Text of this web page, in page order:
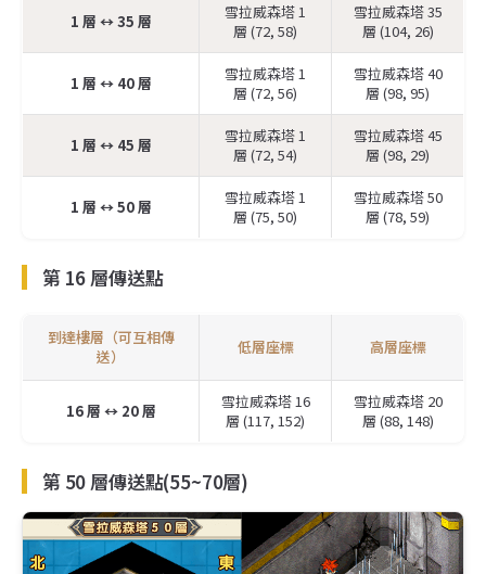
1 層 ↔️ 35 層
雪拉威森塔 1
層 (72, 58)
雪拉威森塔 35
層 (104, 26)
1 層 ↔️ 40 層
雪拉威森塔 1
層 (72, 56)
雪拉威森塔 40
層 (98, 95)
1 層 ↔️ 45 層
雪拉威森塔 1
層 (72, 54)
雪拉威森塔 45
層 (98, 29)
1 層 ↔️ 50 層
雪拉威森塔 1
層 (75, 50)
雪拉威森塔 50
層 (78, 59)
第 16 層傳送點
到達樓層（可互相傳
送）
低層座標 高層座標
16 層 ↔️ 20 層
雪拉威森塔 16
層 (117, 152)
雪拉威森塔 20
層 (88, 148)
第 50 層傳送點(55~70層)